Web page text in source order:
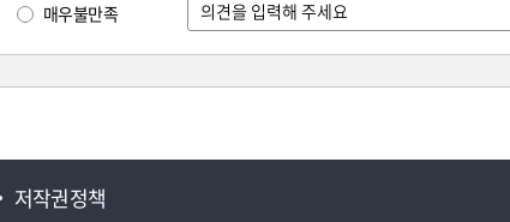
매우불만족
저작권정책